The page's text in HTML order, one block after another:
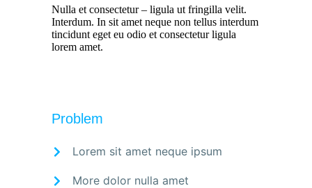
Nulla et consectetur – ligula ut fringilla velit.
Interdum. In sit amet neque non tellus interdum
tincidunt eget eu odio et consectetur ligula
lorem amet.
Problem
Lorem sit amet neque ipsum
More dolor nulla amet